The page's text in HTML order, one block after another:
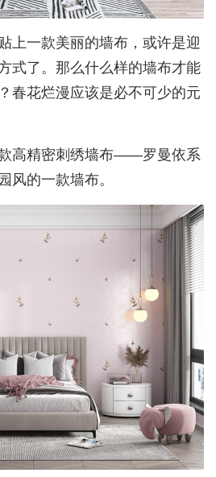
上一款美丽的墙布，或许是迎
式了。那么什么样的墙布才能
春花烂漫应该是必不可少的元
高精密刺绣墙布——罗曼依系
风的一款墙布。